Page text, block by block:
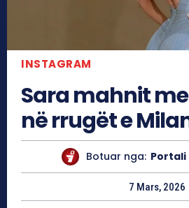
INSTAGRAM
Sara mahnit
në rrugët e
Botuar nga: Portali
7 Mars, 2026